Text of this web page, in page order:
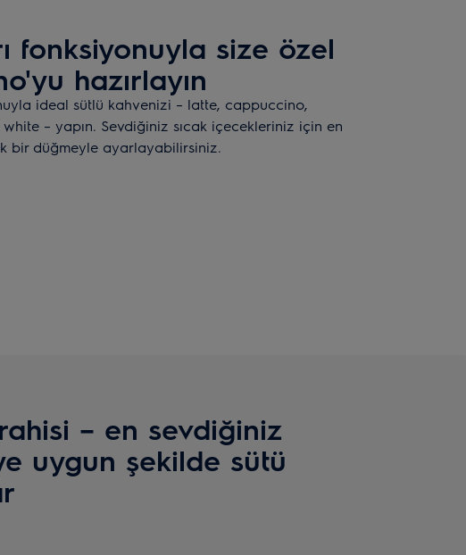
fonksiyonuyla size özel
hazırlayın
ideal sütlü kahvenizi – latte, cappuccino,
– yapın. Sevdiğiniz sıcak içecekleriniz için en
bir düğmeyle ayarlayabilirsiniz.
– en sevdiğiniz
uygun şekilde sütü